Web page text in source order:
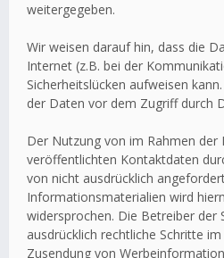
weitergegeben.
Wir weisen darauf hin, dass die
Internet (z.B. bei der
Sicherheitslücken aufweisen
der Daten vor dem Zugriff durch
Der Nutzung von im Rahmen der
veröffentlichten Kontaktdaten
von nicht ausdrücklich
Informationsmaterialien wird
widersprochen. Die Betreiber der
ausdrücklich rechtliche Schritte
Zusendung von